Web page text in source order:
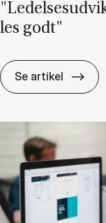
les godt"
Se artikel